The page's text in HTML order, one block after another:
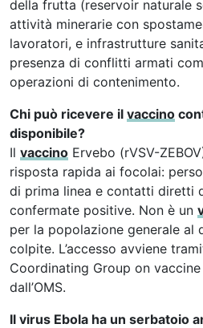
della frutta (reservoir naturale
attività minerarie con
lavoratori, e infrastrutture
presenza di conflitti armati
operazioni di contenimento.
Chi può ricevere il vaccino
disponibile?
Il vaccino Ervebo (rVSV-
risposta rapida ai focolai:
di prima linea e contatti diretti
confermate positive. Non è un
per la popolazione generale al
colpite. L’accesso avviene
Coordinating Group on
dall’OMS.
Il virus Ebola ha un serbatoio